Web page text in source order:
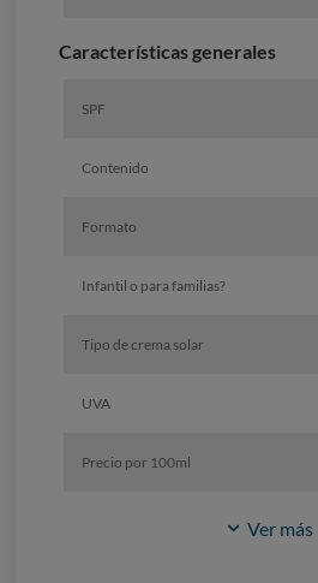
Características generales
SPF
Contenido
Formato
Infantil o para familias?
Tipo de crema solar
UVA
Precio por 100ml
Ver más